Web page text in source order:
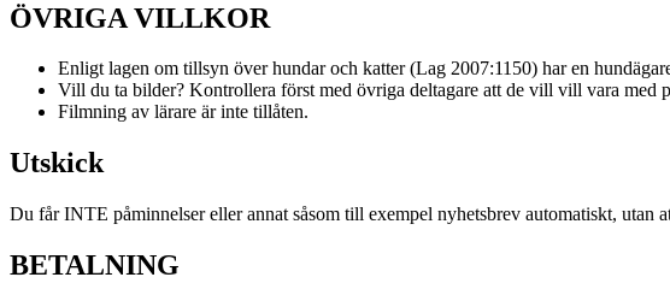
ÖVRIGA VILLKOR
Enligt lagen om tillsyn över hundar och katter (Lag 2007:1150) har en
Vill du ta bilder? Kontrollera först med övriga deltagare att de vill vill vara med
Filmning av lärare är inte tillåten.
Utskick
Du får INTE påminnelser eller annat såsom till exempel nyhetsbrev automatiskt, utan
BETALNING